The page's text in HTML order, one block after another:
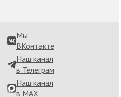
Мы
ВКонтакте
Наш канал
в Телеграм
Наш канал
в MAX